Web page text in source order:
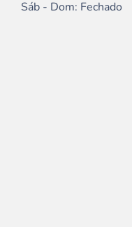
Sáb - Dom: Fechado